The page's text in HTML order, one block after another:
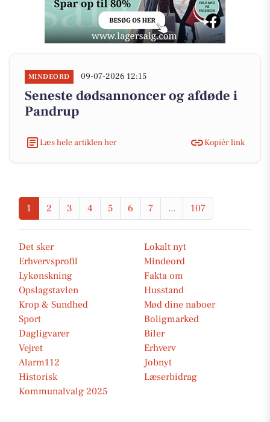
MINDEORD 09-07-2026 12:15
Seneste dødsannoncer og afdøde i
Pandrup
Læs hele artiklen her Kopiér link
1 2 3 4 5 6 7 ... 107
Det sker
Lokalt nyt
Erhvervsprofil
Mindeord
Lykønskning
Fakta om
Opslagstavlen
Husstand
Krop & Sundhed
Mød dine naboer
Sport
Boligmarked
Dagligvarer
Biler
Vejret
Erhverv
Alarm112
Jobnyt
Historisk
Læserbidrag
Kommunalvalg 2025